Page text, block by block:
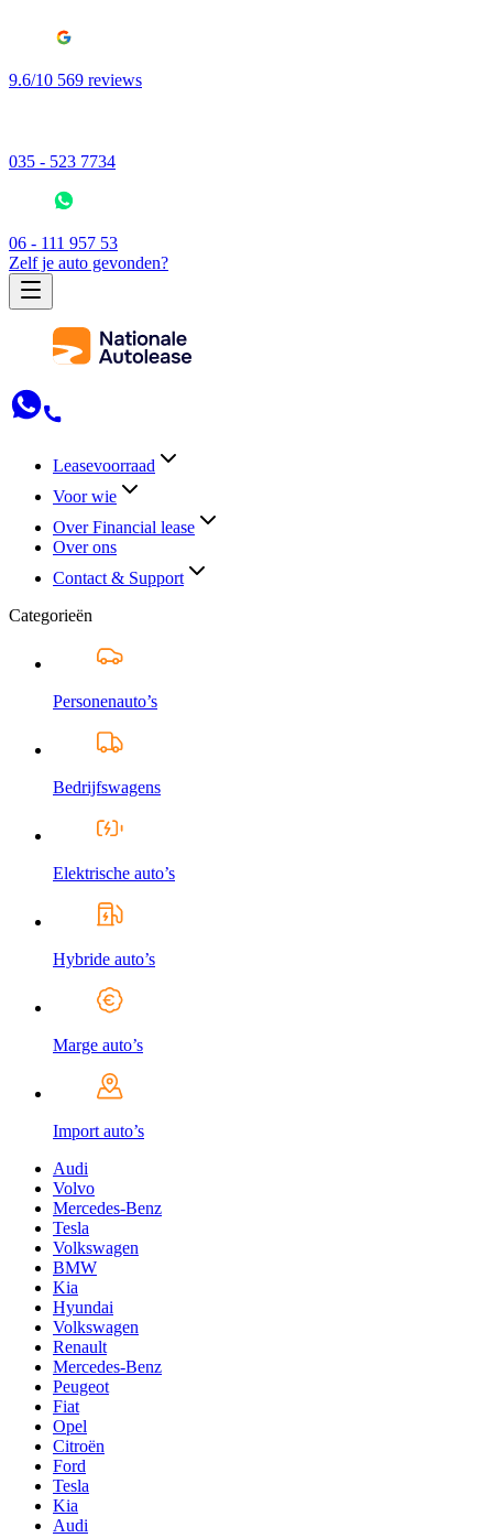
9.6/10 569 reviews
035 - 523 7734
06 - 111 957 53
Zelf je auto gevonden?
Leasevoorraad
Voor wie
Over Financial lease
Over ons
Contact & Support
Categorieën
Personenauto’s
Bedrijfswagens
Elektrische auto’s
Hybride auto’s
Marge auto’s
Import auto’s
Audi
Volvo
Mercedes-Benz
Tesla
Volkswagen
BMW
Kia
Hyundai
Volkswagen
Renault
Mercedes-Benz
Peugeot
Fiat
Opel
Citroën
Ford
Tesla
Kia
Audi